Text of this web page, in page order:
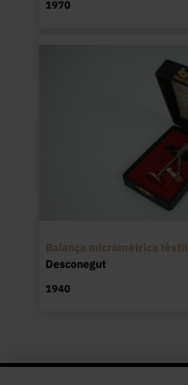
1970
Balança micromètrica tèxtil
Desconegut
1940